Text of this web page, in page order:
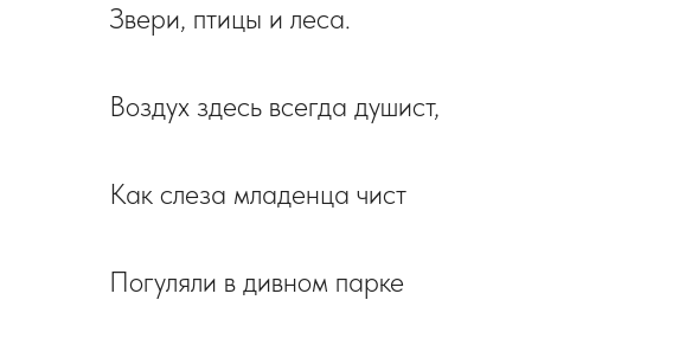
Звери, птицы и леса.
Воздух здесь всегда душист,
Как слеза младенца чист
Погуляли в дивном парке